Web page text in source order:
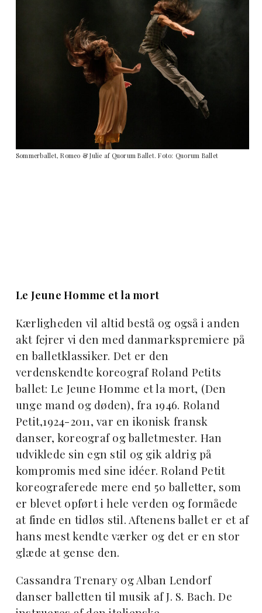
Sommerballet, Romeo & Julie af Quorum Ballet. Foto: Quorum Ballet
Le Jeune Homme et la mort
Kærligheden vil altid bestå og også i anden
akt fejrer vi den med danmarkspremiere på
en balletklassiker. Det er den
verdenskendte koreograf Roland Petits
ballet: Le Jeune Homme et la mort, (Den
unge mand og døden), fra 1946. Roland
Petit,1924-2011, var en ikonisk fransk
danser, koreograf og balletmester. Han
udviklede sin egn stil og gik aldrig på
kompromis med sine idéer. Roland Petit
koreograferede mere end 50 balletter, som
er blevet opført i hele verden og formåede
at finde en tidløs stil. Aftenens ballet er et af
hans mest kendte værker og det er en stor
glæde at gense den.
Cassandra Trenary og Alban Lendorf
danser balletten til musik af J. S. Bach. De